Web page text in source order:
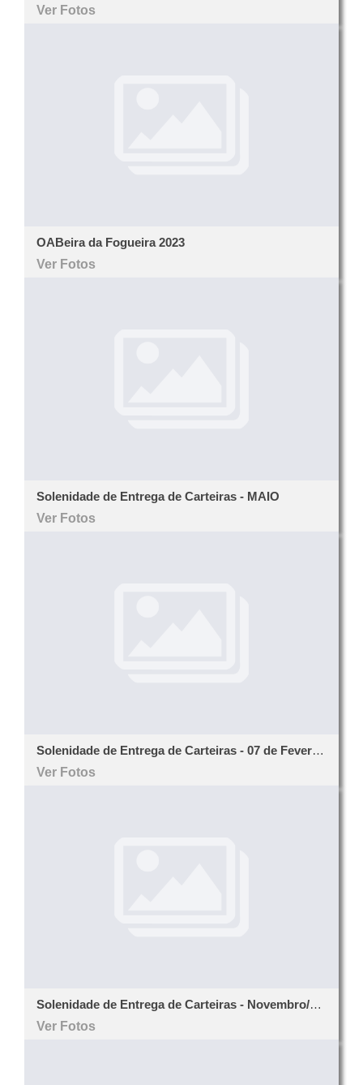
Ver Fotos
OABeira da Fogueira 2023
Ver Fotos
Solenidade de Entrega de Carteiras - MAIO
Ver Fotos
Solenidade de Entrega de Carteiras - 07 de Fevereiro de 2023
Ver Fotos
Solenidade de Entrega de Carteiras - Novembro/2022
Ver Fotos